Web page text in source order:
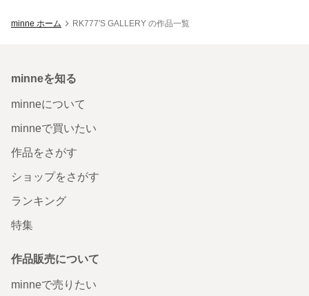
minne ホーム RK777'S GALLERY の作品一覧
minneを知る
minneについて
minneで買いたい
作品をさがす
ショップをさがす
ランキング
特集
作品販売について
minneで売りたい